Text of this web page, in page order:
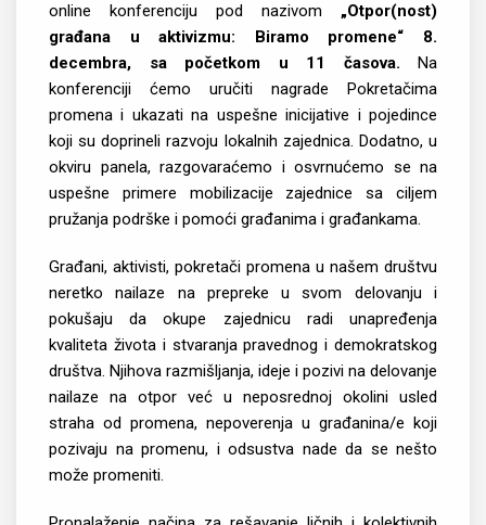
online konferenciju pod nazivom „Otpor(nost)
građana u aktivizmu: Biramo promene“ 8.
decembra, sa početkom u 11 časova. Na
konferenciji ćemo uručiti nagrade Pokretačima
promena i ukazati na uspešne inicijative i pojedince
koji su doprineli razvoju lokalnih zajednica. Dodatno, u
okviru panela, razgovaraćemo i osvrnućemo se na
uspešne primere mobilizacije zajednice sa ciljem
pružanja podrške i pomoći građanima i građankama.
Građani, aktivisti, pokretači promena u našem društvu
neretko nailaze na prepreke u svom delovanju i
pokušaju da okupe zajednicu radi unapređenja
kvaliteta života i stvaranja pravednog i demokratskog
društva. Njihova razmišljanja, ideje i pozivi na delovanje
nailaze na otpor već u neposrednoj okolini usled
straha od promena, nepoverenja u građanina/e koji
pozivaju na promenu, i odsustva nade da se nešto
može promeniti.